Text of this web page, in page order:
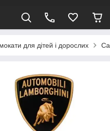
для дітей і дорослих